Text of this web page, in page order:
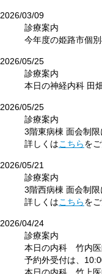
2026/03/09
診療案内
今年度の姫路市個
2026/05/25
診療案内
本日の神経内科 田
2026/05/25
診療案内
3階東病棟 面会制限
詳しくはこちらを
2026/05/21
診療案内
3階西病棟 面会制限
詳しくはこちらを
2026/04/24
診療案内
本日の内科 竹内医
予約外受付は、